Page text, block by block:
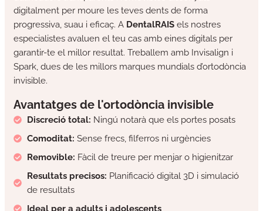
digitalment per moure les teves dents de forma
progressiva, suau i eficaç. A DentalRAIS els nostres
especialistes avaluen el teu cas amb eines digitals per
garantir-te el millor resultat. Treballem amb Invisalign i
Spark, dues de les millors marques mundials d’ortodòncia
invisible.
Avantatges de l'ortodòncia invisible
Discreció total: Ningú notarà que els portes posats
Comoditat: Sense frecs, filferros ni urgències
Removible: Fàcil de treure per menjar o higienitzar
Resultats precisos: Planificació digital 3D i simulació
de resultats
Ideal per a adults i adolescents